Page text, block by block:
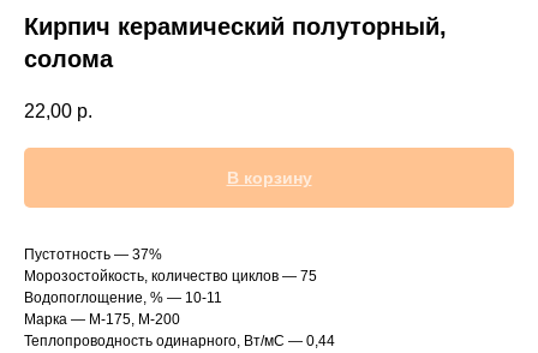
Кирпич керамический полуторный,
солома
22,00 р.
В корзину
Пустотность — 37%
Морозостойкость, количество циклов — 75
Водопоглощение, % — 10-11
Марка — М-175, М-200
Теплопроводность одинарного, Вт/мС — 0,44